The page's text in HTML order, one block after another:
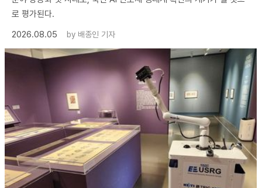
로 평가된다.
2026.08.05
by 배종인 기자